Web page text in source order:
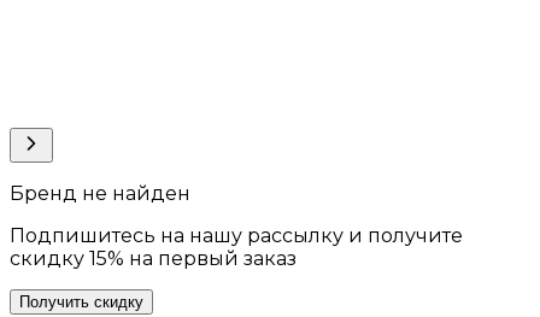
Бренд не найден
Подпишитесь на нашу рассылку и получите
скидку 15% на первый заказ
Получить скидку